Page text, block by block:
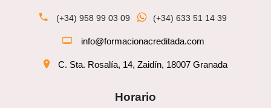
(+34) 958 99 03 09 (+34) 633 51 14 39
info@formacionacreditada.com
C. Sta. Rosalía, 14, Zaidín, 18007 Granada
Horario